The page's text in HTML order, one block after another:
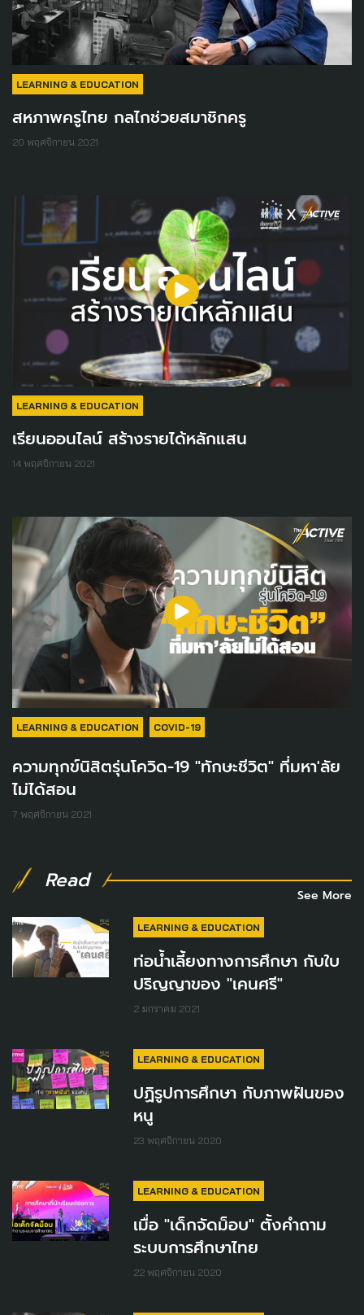
LEARNING & EDUCATION
สหภาพครูไทย กลไกช่วยสมาชิกครู
20 พฤศจิกายน 2021
LEARNING & EDUCATION
เรียนออนไลน์ สร้างรายได้หลักแสน
14 พฤศจิกายน 2021
LEARNING & EDUCATION COVID-19
ความทุกข์นิสิตรุ่นโควิด-19 "ทักษะชีวิต" ที่มหา'ลัย
ไม่ได้สอน
7 พฤศจิกายน 2021
Read
See More
LEARNING & EDUCATION
ท่อน้ำเลี้ยงทางการศึกษา กับใบ
ปริญญาของ "เคนศรี"
2 มกราคม 2021
LEARNING & EDUCATION
ปฏิรูปการศึกษา กับภาพฝันของ
หนู
23 พฤศจิกายน 2020
LEARNING & EDUCATION
เมื่อ "เด็กจัดม็อบ" ตั้งคำถาม
ระบบการศึกษาไทย
22 พฤศจิกายน 2020